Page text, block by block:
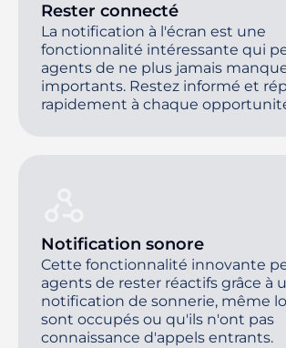
Rester connecté
La notification à l'écran est une
fonctionnalité intéressante qui
agents de ne plus jamais
importants. Restez informé et
rapidement à chaque
Notification sonore
Cette fonctionnalité innovante
agents de rester réactifs grâce à
notification de sonnerie, même
sont occupés ou qu'ils n'ont pas
connaissance d'appels entrants.